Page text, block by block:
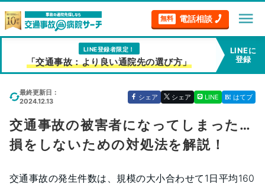
無料 電話相談 menu
LINE登録者限定！
「交通事故：より良い通院先の選び方」
LINEに
登録
最終更新日：
2024.12.13
シェア シェア LINE はてブ
交通事故の被害者になってしまった…
損をしないための対処法を解説！
交通事故の発生件数は、規模の大小合わせて1日平均160